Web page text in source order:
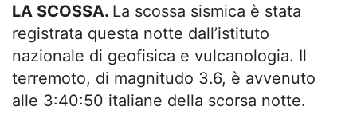
LA SCOSSA. La scossa sismica è stata
registrata questa notte dall’istituto
nazionale di geofisica e vulcanologia. Il
terremoto, di magnitudo 3.6, è avvenuto
alle 3:40:50 italiane della scorsa notte.